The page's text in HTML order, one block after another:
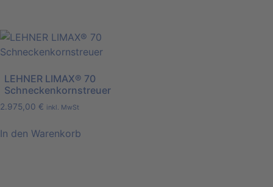
LEHNER LIMAX® 70
Schneckenkornstreuer
2.975,00 € inkl. MwSt
In den Warenkorb